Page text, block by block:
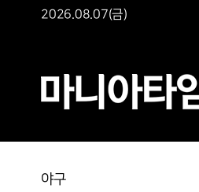
2026.08.07(금)
야구